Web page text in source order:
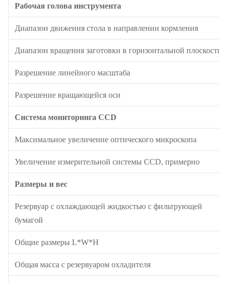
Рабочая голова инструмента
Диапазон движения стола в направлении кормления
Диапазон вращения заготовки в горизонтальной плоскости
Разрешение линейного масштаба
Разрешение вращающейся оси
Система мониторинга CCD
Максимальное увеличение оптического микроскопа
Увеличение измерительной системы CCD, примерно
Размеры и вес
Резервуар с охлаждающей жидкостью с фильтрующей
бумагой
Общие размеры L*W*H
Общая масса с резервуаром охладителя